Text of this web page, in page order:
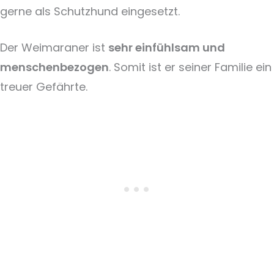
gerne als Schutzhund eingesetzt.
Der Weimaraner ist sehr einfühlsam und
menschenbezogen. Somit ist er seiner Familie ein
treuer Gefährte.